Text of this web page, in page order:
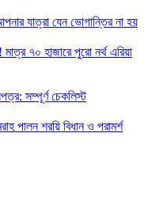
যাত্রা যেন ভোগান্তির না হয়
৭০ হাজারে পুরো নর্থ এরিয়া
সম্পূর্ণ চেকলিস্ট
পালন শরয়ি বিধান ও পরামর্শ